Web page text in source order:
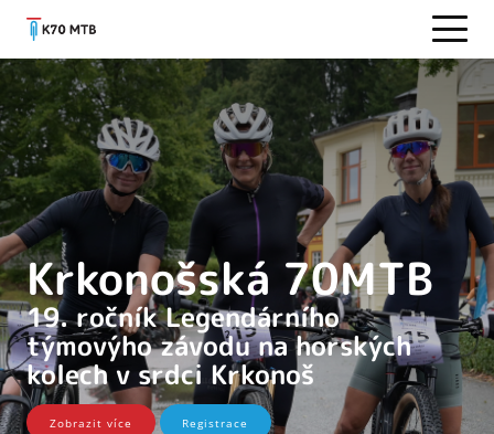
Krkonošská 70MTB
19. ročník Legendárního
týmovýho závodu na horských
kolech v srdci Krkonoš
Zobrazit více Registrace